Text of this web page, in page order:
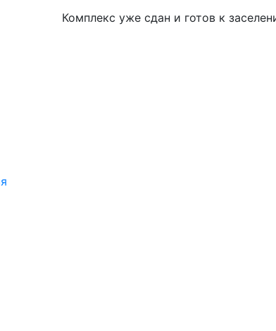
Комплекс уже сдан и готов к